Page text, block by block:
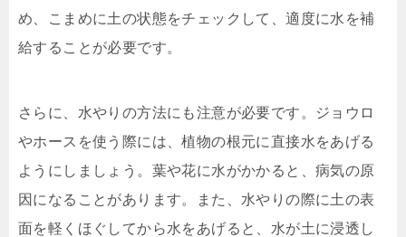
め、こまめに土の状態をチェックして、適度に水を補
給することが必要です。
さらに、水やりの方法にも注意が必要です。ジョウロ
やホースを使う際には、植物の根元に直接水をあげる
ようにしましょう。葉や花に水がかかると、病気の原
因になることがあります。また、水やりの際に土の表
面を軽くほぐしてから水をあげると、水が土に浸透し